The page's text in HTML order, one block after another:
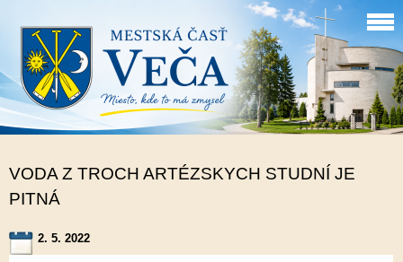
VODA Z TROCH ARTÉZSKYCH STUDNÍ JE
PITNÁ
2. 5. 2022